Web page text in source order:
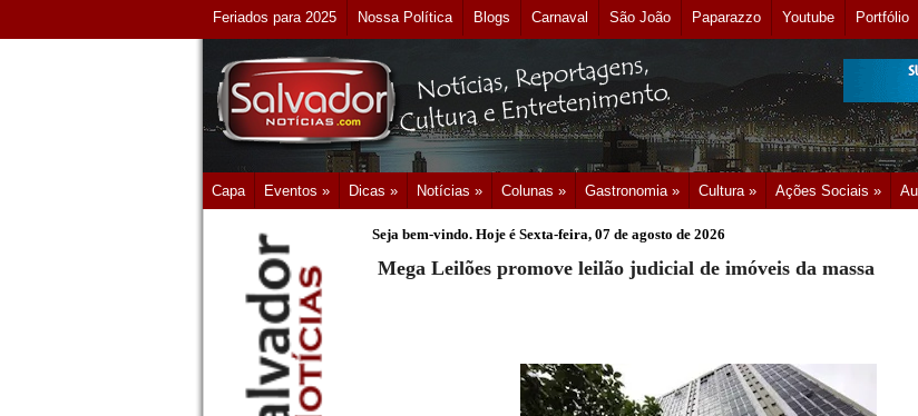
Feriados para 2025 Nossa Política Blogs Carnaval São João Paparazzo Youtube Portfólio
Capa Eventos » Dicas » Notícias » Colunas » Gastronomia » Cultura » Ações Sociais »
Seja bem-vindo. Hoje é Sexta-feira, 07 de agosto de 2026
Mega Leilões promove leilão judicial de imóveis da massa